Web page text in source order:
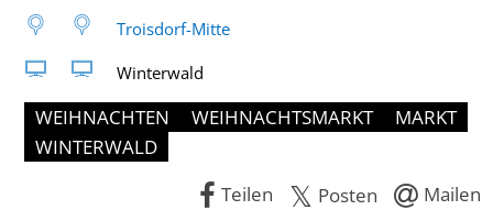
Troisdorf-Mitte
Winterwald
WEIHNACHTEN WEIHNACHTSMARKT
MARKT
WINTERWALD
Teilen
Posten
Mailen